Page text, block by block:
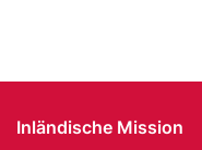
Inländische Mission